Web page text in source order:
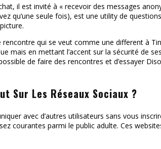
il est invité à « recevoir des messages
qu’une seule fois), est une utility de
qui se veut comme une different à
mais en mettant l’accent sur la sécurité de
de faire des rencontres et d’essayer
Sur Les Réseaux Sociaux ?
avec d’autres utilisateurs sans vous
courantes parmi le public adulte. Ces